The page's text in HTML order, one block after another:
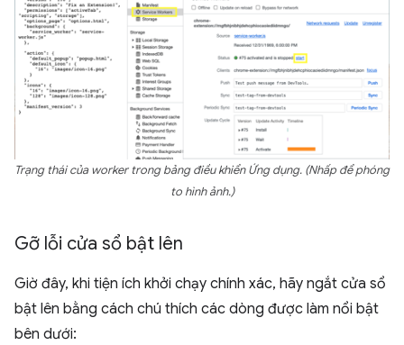
Trạng thái của worker trong bảng điều khiển Ứng dụng. (Nhấp để phóng
to hình ảnh.)
Gỡ lỗi cửa sổ bật lên
Giờ đây, khi tiện ích khởi chạy chính xác, hãy ngắt cửa sổ
bật lên bằng cách chú thích các dòng được làm nổi bật
bên dưới: